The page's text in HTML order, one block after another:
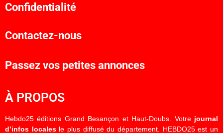
Confidentialité
Contactez-nous
Passez vos petites annonces
À PROPOS
Hebdo25 éditions Grand Besançon et Haut-Doubs. Votre journal
d’infos localesle plus diffusé du département. HEBDO25 est un